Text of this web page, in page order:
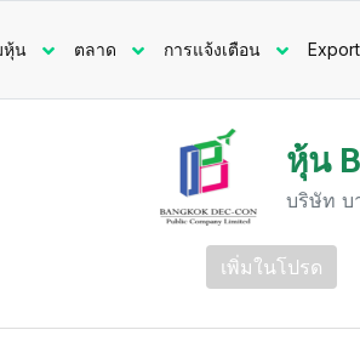
หุ้น ตลาด การแจ้งเตือน Export
หุ้น
บริษัท บ
เพิ่มในโปรด